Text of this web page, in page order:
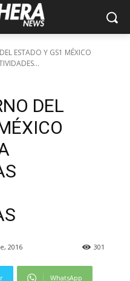
ESTADO Y GS1 MÉXICO
DEL
2016 301
WhatsApp